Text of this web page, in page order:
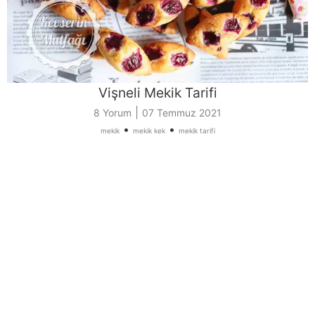
Vişneli Mekik Tarifi
8 Yorum 07 Temmuz 2021
mekik• mekik kek• mekik tarifi